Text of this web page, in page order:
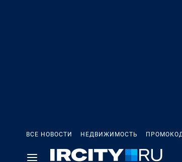
ВСЕ НОВОСТИ НЕДВИЖИМОСТЬ